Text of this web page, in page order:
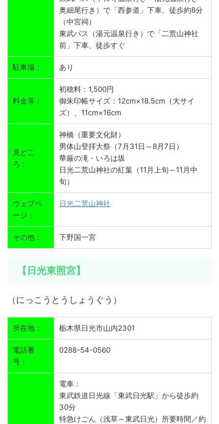
奥細尾行き）で「西参道」下車、徒歩約8分
（中宮祠）
東武バス（湯元温泉行き）で「二荒山神社
前」下車、徒歩すぐ
駐車場： あり
料金等：
初穂料：1,500円
御朱印帳サイズ：12cm×18.5cm（大サイ
ズ）、11cm×16cm
見どこ
ろ：
神橋（重要文化財）
男体山登拝大祭（7月31日～8月7日）
華厳の滝・いろは坂
日光二荒山神社の紅葉（11月上旬～11月中
旬）
ウェブペ
ージ：
日光二荒山神社
その他： 下野国一宮
【日光東照宮】
（にっこうとうしょうぐう）
所在地： 栃木県日光市山内2301
電話番
号：
0288-54-0560
電車：
東武鉄道日光線「東武日光駅」から徒歩約
30分
特急けごん（浅草～東武日光）所要時間／約